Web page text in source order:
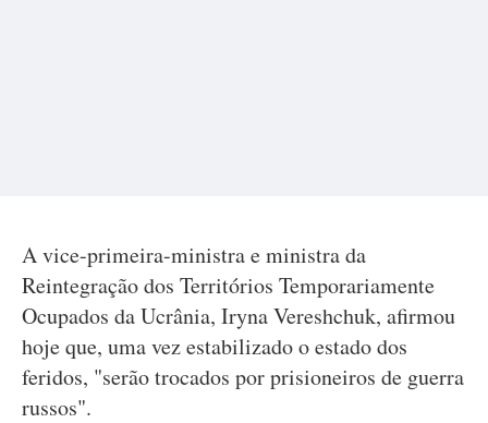
A vice-primeira-ministra e ministra da
Reintegração dos Territórios Temporariamente
Ocupados da Ucrânia, Iryna Vereshchuk, afirmou
hoje que, uma vez estabilizado o estado dos
feridos, "serão trocados por prisioneiros de guerra
russos".